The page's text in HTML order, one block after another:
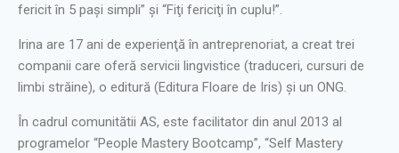
fericit în 5 paşi simpli” şi “Fiţi fericiţi în cuplu!”.
Irina are 17 ani de experienţă în antreprenoriat, a creat trei
companii care oferă servicii lingvistice (traduceri, cursuri de
limbi străine), o editură (Editura Floare de Iris) şi un ONG.
În cadrul comunitătii AS, este facilitator din anul 2013 al
programelor “People Mastery Bootcamp”, “Self Mastery